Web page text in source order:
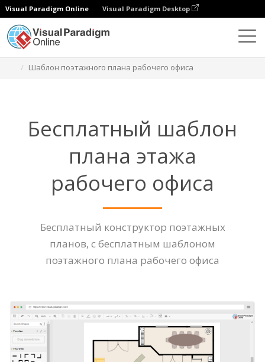
Visual Paradigm Online Visual Paradigm Desktop
Шаблон поэтажного плана рабочего офиса
Бесплатный шаблон
плана этажа
рабочего офиса
Бесплатный конструктор поэтажных
планов, с бесплатным шаблоном
поэтажного плана рабочего офиса